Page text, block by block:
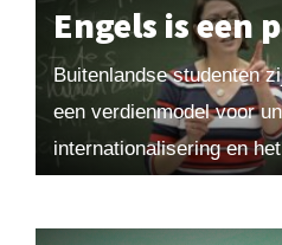
voordeel...
Engels is een
Buitenlandse studenten
een verdienmodel voor
internationalisering en